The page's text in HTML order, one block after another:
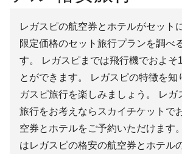
レガスピの航空券とホテルがセット
限定価格のセット旅行プランを調べ
す。 レガスピまでは飛行機でおよそ
とができます。 レガスピの特徴を知
ガスピ旅行を楽しみましょう。 レガ
旅行をお考えならスカイチケットで
空券とホテルをご予約いただけます
はレガスピの格安の航空券とホテル